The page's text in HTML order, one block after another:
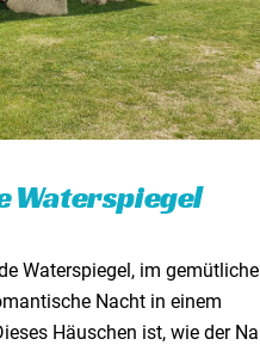
Waterspiegel
Waterspiegel, im
Nacht in einem
Häuschen ist, wie der